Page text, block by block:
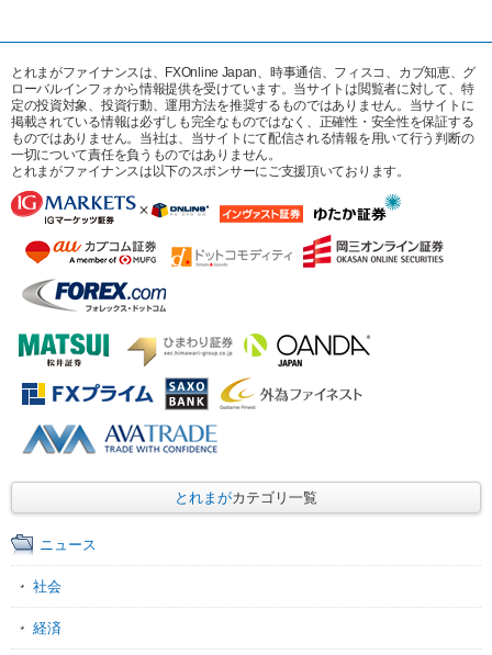
とれまがファイナンスは、FXOnline Japan、時事通信、フィスコ、カブ知恵、グ
ローバルインフォから情報提供を受けています。当サイトは閲覧者に対して、特
定の投資対象、投資行動、運用方法を推奨するものではありません。当サイトに
掲載されている情報は必ずしも完全なものではなく、正確性・安全性を保証する
ものではありません。当社は、当サイトにて配信される情報を用いて行う判断の
一切について責任を負うものではありません。
とれまがファイナンスは以下のスポンサーにご支援頂いております。
とれまがカテゴリ一覧
ニュース
社会
経済